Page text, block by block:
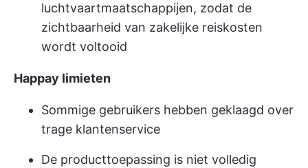
luchtvaartmaatschappijen, zodat de
zichtbaarheid van zakelijke reiskosten
wordt voltooid
Happay limieten
Sommige gebruikers hebben geklaagd over
trage klantenservice
De producttoepassing is niet volledig